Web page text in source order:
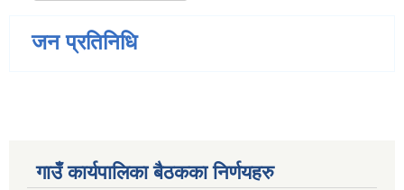
जन प्रतिनिधि
गाउँ कार्यपालिका बैठकका निर्णयहरु